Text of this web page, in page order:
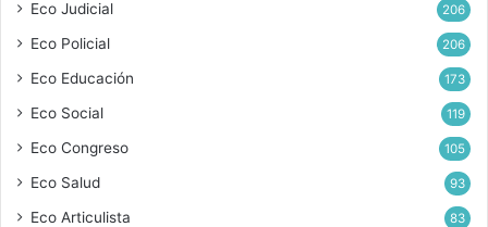
Eco Judicial 206
Eco Policial 206
Eco Educación 173
Eco Social 119
Eco Congreso 105
Eco Salud 93
Eco Articulista 83